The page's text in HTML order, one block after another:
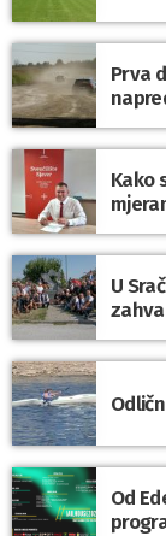
Prva
Kako
U
Od